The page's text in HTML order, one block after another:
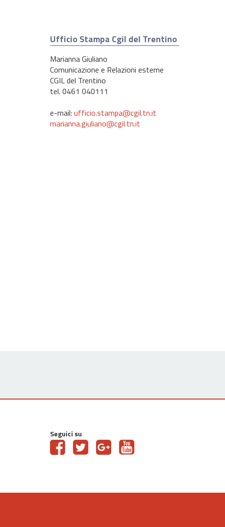
Ufficio Stampa Cgil del Trentino
Marianna Giuliano
Comunicazione e Relazioni esterne
CGIL del Trentino
tel. 0461 040111
e-mail: ufficio.stampa@cgil.tn.it
marianna.giuliano@cgil.tn.it
Seguici su